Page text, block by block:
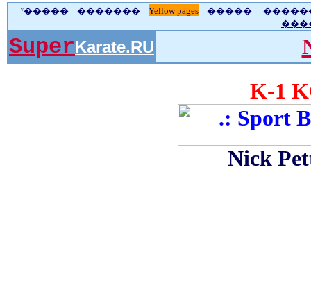
ʸ����� ������� Yellow pages �����
SuperKarate.RU
K-1
Nick